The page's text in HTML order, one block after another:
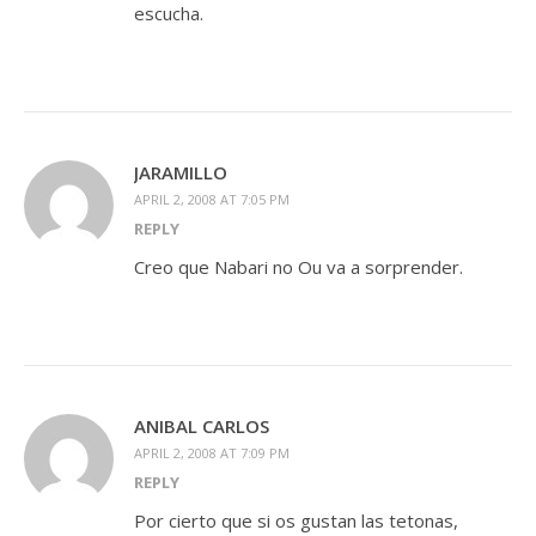
escucha.
JARAMILLO
APRIL 2, 2008 AT 7:05 PM
REPLY
Creo que Nabari no Ou va a sorprender.
ANIBAL CARLOS
APRIL 2, 2008 AT 7:09 PM
REPLY
Por cierto que si os gustan las tetonas,